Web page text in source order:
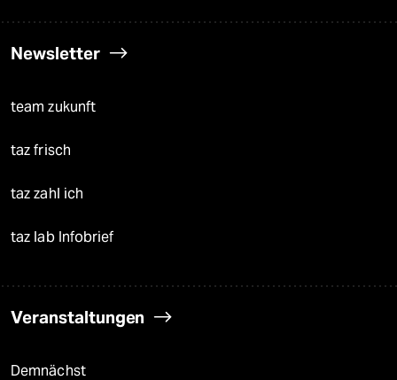
Newsletter
team zukunft
taz frisch
taz zahl ich
taz lab Infobrief
Veranstaltungen
Demnächst